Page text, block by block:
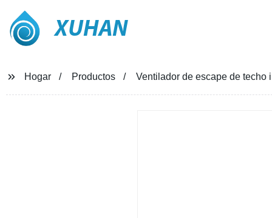
XUHAN
Hogar Productos Ventilador de escape de techo